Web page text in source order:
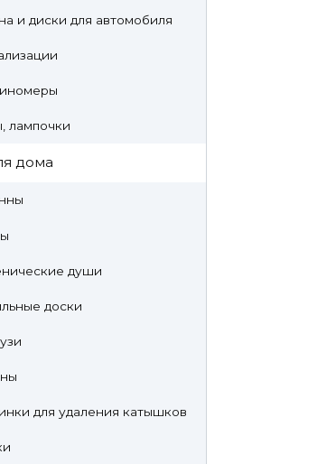
и диски для автомобиля
лампочки
дома
души
доски
для удаления катышков